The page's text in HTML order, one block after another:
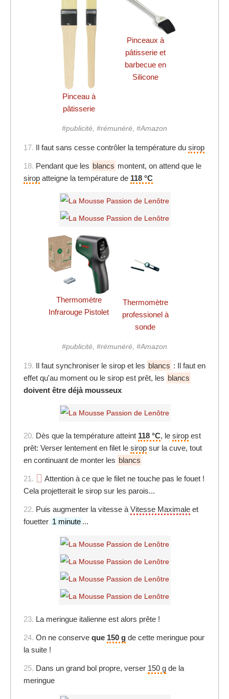
Pinceau à
pâtisserie
Pinceaux à
pâtisserie et
barbecue en
Silicone
#publicité, #rémunéré, #Amazon
17. Il faut sans cesse contrôler la température du sirop
18. Pendant que les blancs montent, on attend que le
sirop atteigne la température de 118 °C
Thermomètre
Infrarouge Pistolet
Thermomètre
professionel à
sonde
#publicité, #rémunéré, #Amazon
19. Il faut synchroniser le sirop et les blancs : Il faut en
effet qu'au moment ou le sirop est prêt, les blancs
doivent être déjà mousseux
20. Dès que la température atteint 118 °C, le sirop est
prêt: Verser lentement en filet le sirop sur la cuve, tout
en continuant de monter les blancs
21.
Attention à ce que le filet ne touche pas le fouet !
Cela projetterait le sirop sur les parois...
22. Puis augmenter la vitesse à Vitesse Maximale et
fouetter 1 minute ...
23. La meringue italienne est alors prête !
24. On ne conserve que 150 g de cette meringue pour
la suite !
25. Dans un grand bol propre, verser 150 g de la
meringue